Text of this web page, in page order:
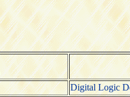
Digital Logic